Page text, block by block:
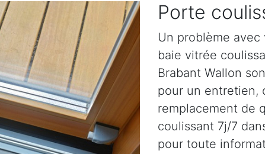
Porte
Un problème
baie vitrée
Brabant Wallon
pour un entretien,
remplacement de
coulissant 7j/7
pour toute